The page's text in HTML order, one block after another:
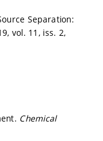
Separation:
vol. 11, iss. 2,
Chemical